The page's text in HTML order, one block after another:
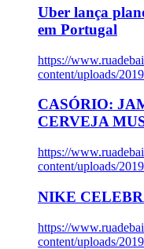
Uber lança
em Portugal
https://
content/uploads/
CASÓRIO:
CERVEJA
https://
content/uploads/
NIKE
https://
content/uploads/